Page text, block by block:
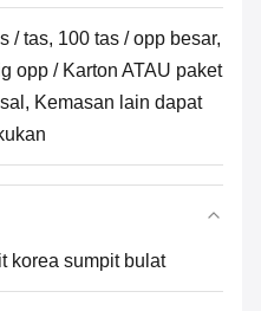
/ tas, 100 tas / opp besar,
opp / Karton ATAU paket
Kemasan lain dapat
korea sumpit bulat